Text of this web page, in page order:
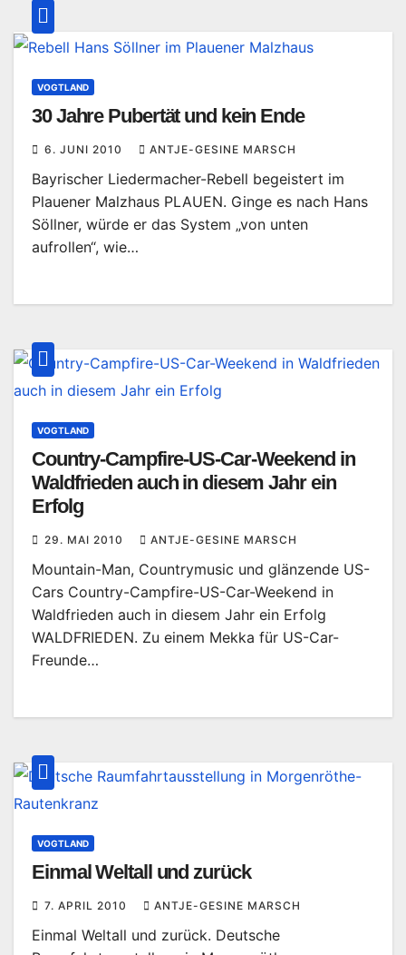
VOGTLAND
30 Jahre Pubertät und kein Ende
6. JUNI 2010 ANTJE-GESINE MARSCH
Bayrischer Liedermacher-Rebell begeistert im
Plauener Malzhaus PLAUEN. Ginge es nach Hans
Söllner, würde er das System „von unten
aufrollen“, wie…
VOGTLAND
Country-Campfire-US-Car-Weekend in
Waldfrieden auch in diesem Jahr ein
Erfolg
29. MAI 2010 ANTJE-GESINE MARSCH
Mountain-Man, Countrymusic und glänzende US-
Cars Country-Campfire-US-Car-Weekend in
Waldfrieden auch in diesem Jahr ein Erfolg
WALDFRIEDEN. Zu einem Mekka für US-Car-
Freunde…
VOGTLAND
Einmal Weltall und zurück
7. APRIL 2010 ANTJE-GESINE MARSCH
Einmal Weltall und zurück. Deutsche